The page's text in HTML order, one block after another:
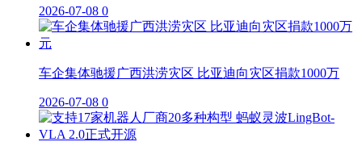
2026-07-08 0
车企集体驰援广西洪涝灾区 比亚迪向灾区捐款1000万
2026-07-08 0